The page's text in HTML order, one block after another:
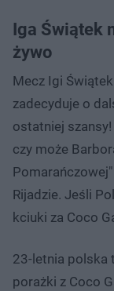
Iga Świątek
żywo
Mecz Igi
zadecyduje o
ostatniej
czy może
Pomarańczowej"
Rijadzie. Jeśli
kciuki za Coco
23-letnia polska
porażki z Coco